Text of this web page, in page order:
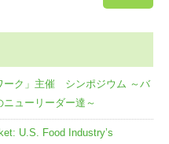
ーク」主催 シンポジウム ～バ
ューリーダー達～
U.S. Food Industry’s